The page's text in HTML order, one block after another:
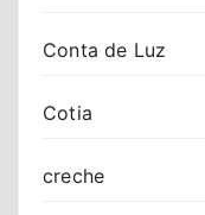
Conta de Luz
Cotia
creche